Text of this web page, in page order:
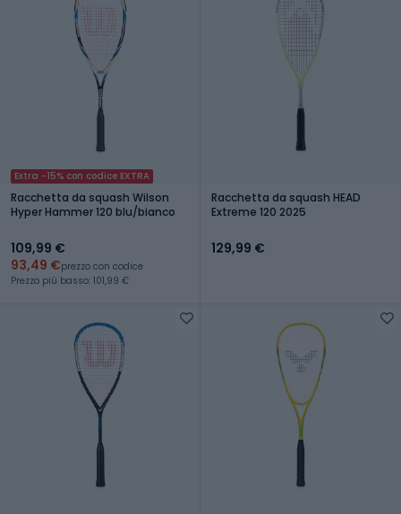
Extra -15% con codice EXTRA
Racchetta da squash Wilson
Hyper Hammer 120 blu/bianco
109,99 €
93,49 €prezzo con codice
Prezzo più basso: 101,99 €
Racchetta da squash HEAD
Extreme 120 2025
129,99 €